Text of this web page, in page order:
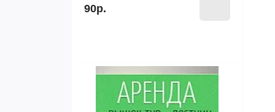
Трехсекционные Tribilo
Трехсекционные Stabilo
90р.